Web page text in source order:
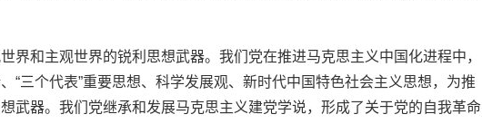
界和主观世界的锐利思想武器。我们党在推进马克思主义中国化进程中，
“三个代表”重要思想、科学发展观、新时代中国特色社会主义思想，为推
武器。我们党继承和发展马克思主义建党学说，形成了关于党的自我革命